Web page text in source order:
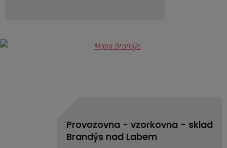
Provozovna - vzorkovna - sklad
Brandýs nad Labem